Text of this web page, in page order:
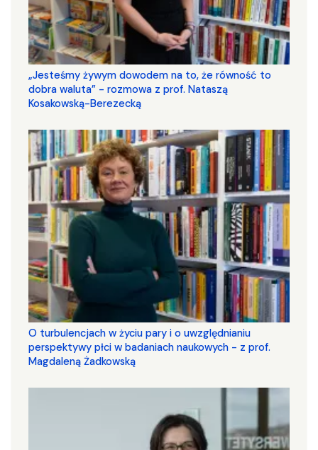
„Jesteśmy żywym dowodem na to, że równość to
dobra waluta” - rozmowa z prof. Nataszą
Kosakowską-Berezecką
O turbulencjach w życiu pary i o uwzględnianiu
perspektywy płci w badaniach naukowych - z prof.
Magdaleną Żadkowską